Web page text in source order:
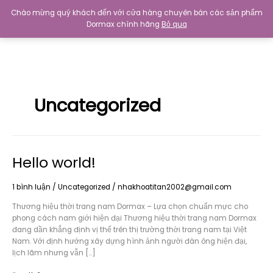
Chào mừng quý khách đến với cửa hàng chuyên bán các sản phẩm
Dormax chính hãng Bỏ qua
dung
Uncategorized
Hello world!
1 bình luận / Uncategorized / nhakhoatitan2002@gmail.com
Thương hiệu thời trang nam Dormax – Lựa chọn chuẩn mực cho
phong cách nam giới hiện đại Thương hiệu thời trang nam Dormax
đang dần khẳng định vị thế trên thị trường thời trang nam tại Việt
Nam. Với định hướng xây dựng hình ảnh người đàn ông hiện đại,
lịch lãm nhưng vẫn […]